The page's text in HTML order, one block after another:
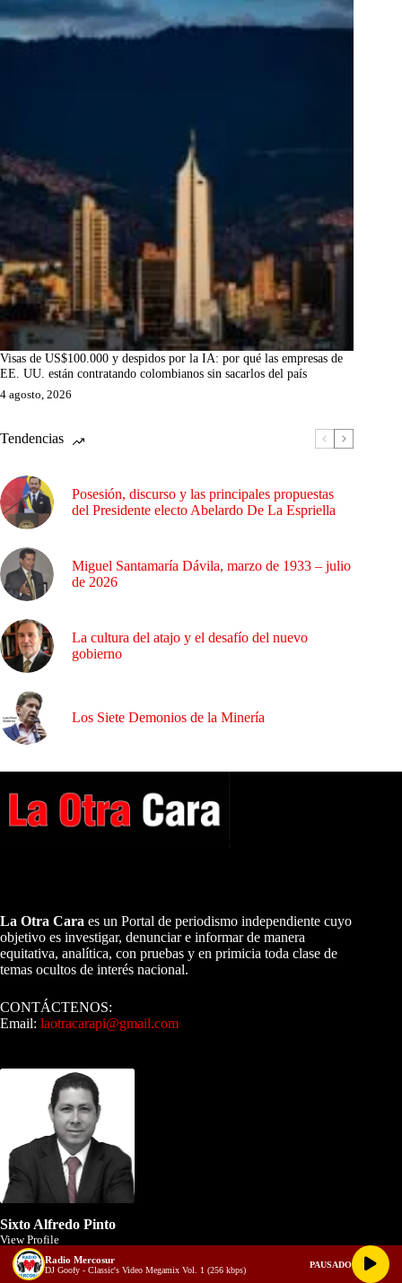
Visas de US$100.000 y despidos por la IA: por qué las empresas de
EE. UU. están contratando colombianos sin sacarlos del país
4 agosto, 2026
Tendencias
Posesión, discurso y las principales propuestas
del Presidente electo Abelardo De La Espriella
Miguel Santamaría Dávila, marzo de 1933 – julio
de 2026
La cultura del atajo y el desafío del nuevo
gobierno
Los Siete Demonios de la Minería
La Otra Cara es un Portal de periodismo independiente cuyo
objetivo es investigar, denunciar e informar de manera
equitativa, analítica, con pruebas y en primicia toda clase de
temas ocultos de interés nacional.
CONTÁCTENOS:
Email: laotracarapi@gmail.com
Sixto Alfredo Pinto
View Profile
Director de La Otra Cara. Investigador, Periodista y Escritor.
Radio Mercosur
DJ Goofy - Classic's Video Megamix Vol. 1 (256 kbps)
PAUSADO